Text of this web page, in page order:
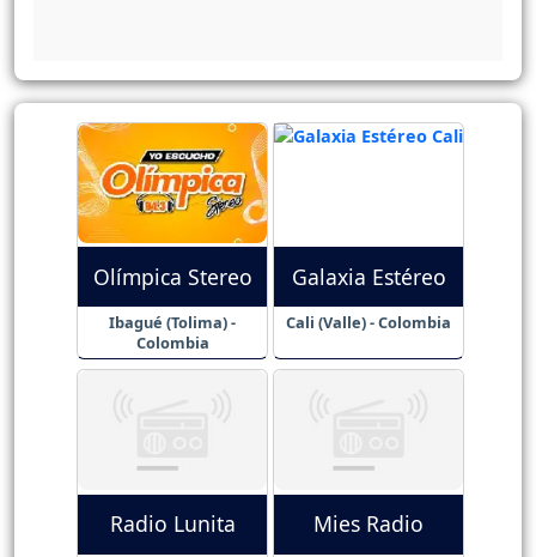
Olímpica Stereo
Ibagué (Tolima) -
Colombia
Galaxia Estéreo
Cali (Valle) - Colombia
Radio Lunita Mies Radio